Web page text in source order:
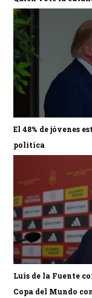
El 48% de jóvenes
política
Luis de la Fuente
Copa del Mundo